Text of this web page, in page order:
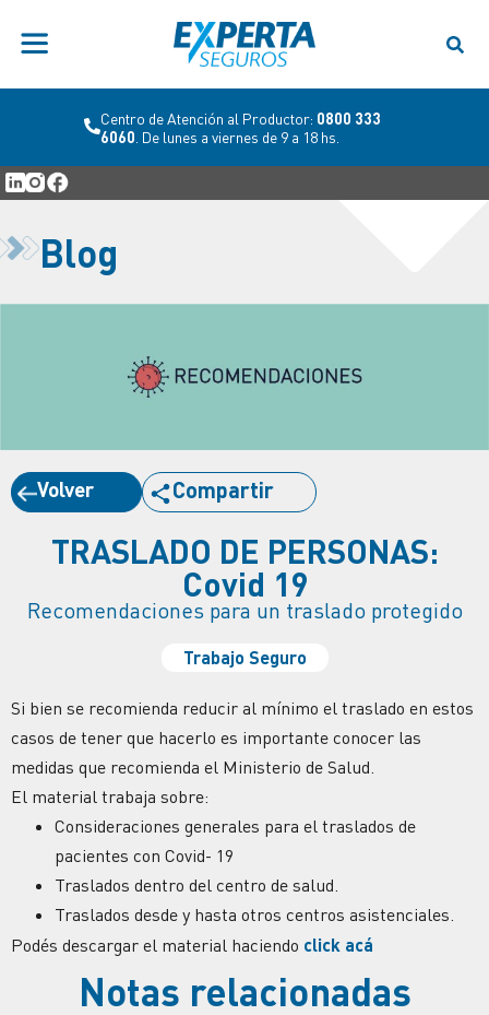
Centro de Atención al Productor: 0800 333
6060 . De lunes a viernes de 9 a 18 hs.
Blog
Volver Compartir
TRASLADO DE PERSONAS:
Covid 19
Recomendaciones para un traslado protegido
Trabajo Seguro
Si bien se recomienda reducir al mínimo el traslado en estos
casos de tener que hacerlo es importante conocer las
medidas que recomienda el Ministerio de Salud.
El material trabaja sobre:
Consideraciones generales para el traslados de
pacientes con Covid- 19
Traslados dentro del centro de salud.
Traslados desde y hasta otros centros asistenciales.
Podés descargar el material haciendo click acá
Notas relacionadas